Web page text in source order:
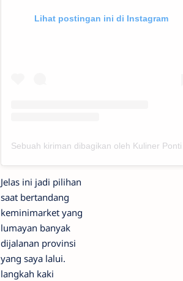
Lihat postingan ini di Instagram
Jelas ini jadi pilihan
saat bertandang
keminimarket yang
lumayan banyak
dijalanan provinsi
yang saya lalui.
langkah kaki